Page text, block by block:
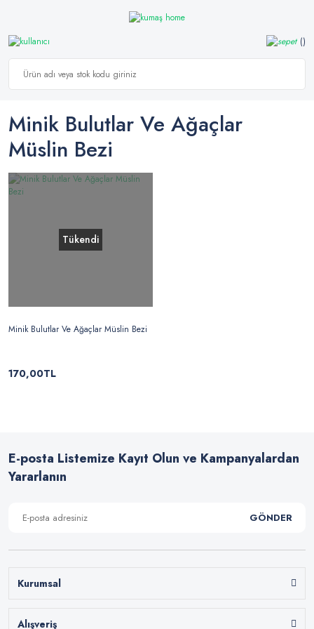
Minik Bulutlar Ve Ağaçlar
Müslin Bezi
Tükendi
Minik Bulutlar Ve Ağaçlar Müslin Bezi
170,00TL
E-posta Listemize Kayıt Olun ve Kampanyalardan
Yararlanın
GÖNDER
Kurumsal
Alışveriş